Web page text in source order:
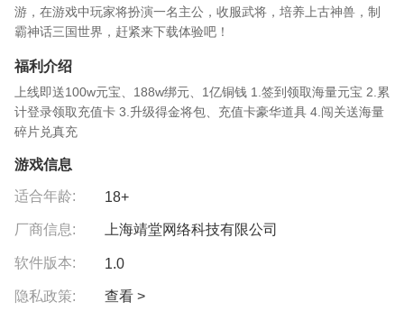
游，在游戏中玩家将扮演一名主公，收服武将，培养上古神兽，制
霸神话三国世界，赶紧来下载体验吧！
福利介绍
上线即送100w元宝、188w绑元、1亿铜钱 1.签到领取海量元宝 2.累
计登录领取充值卡 3.升级得金将包、充值卡豪华道具 4.闯关送海量
碎片兑真充
游戏信息
适合年龄: 18+
厂商信息: 上海靖堂网络科技有限公司
软件版本: 1.0
隐私政策: 查看 >